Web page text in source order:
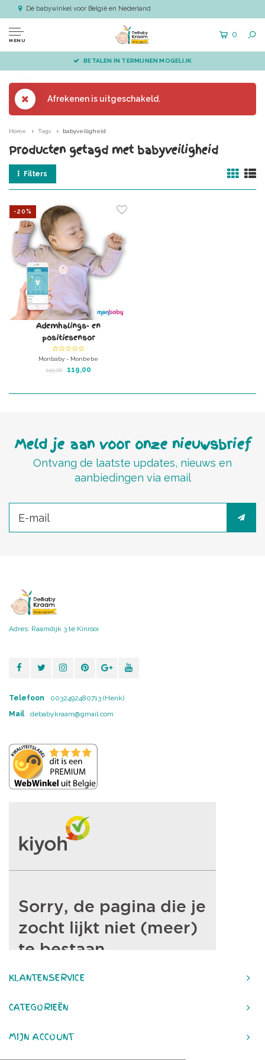
Dé babywinkel voor België en Nederland
MENU
0
BETALEN IN TERMIJNEN MOGELIJK
Afrekenen is uitgeschakeld.
Home Tags babyveiligheid
Producten getagd met babyveiligheid
Filters
-20%
Ademhalings- en
positiesensor
Monbaby - Monbebe
Ademt je kindje nog wel?
smart button!
149,00 119,00
Meld je aan voor onze nieuwsbrief
Ontvang de laatste updates, nieuws en
aanbiedingen via email
Adres: Raamdijk 3 te Kinrooi
Telefoon
0032492480713 (Henk)
Mail
debabykraam@gmail.com
KLANTENSERVICE
CATEGORIEËN
MIJN ACCOUNT